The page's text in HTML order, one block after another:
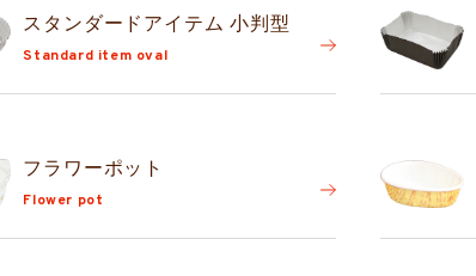
スタンダード アイテム 小判型
Standard item oval
フラワーポット
Flower pot